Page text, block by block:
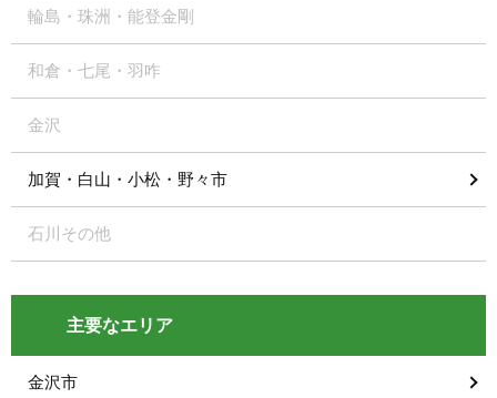
輪島・珠洲・能登金剛
和倉・七尾・羽咋
金沢
加賀・白山・小松・野々市
石川その他
主要なエリア
金沢市